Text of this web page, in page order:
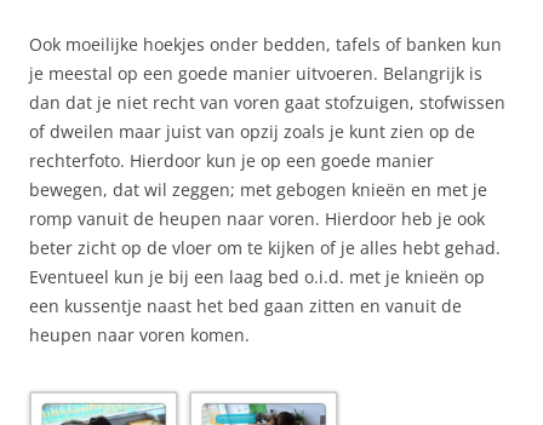
Ook moeilijke hoekjes onder bedden, tafels of banken kun
je meestal op een goede manier uitvoeren. Belangrijk is
dan dat je niet recht van voren gaat stofzuigen, stofwissen
of dweilen maar juist van opzij zoals je kunt zien op de
rechterfoto. Hierdoor kun je op een goede manier
bewegen, dat wil zeggen; met gebogen knieën en met je
romp vanuit de heupen naar voren. Hierdoor heb je ook
beter zicht op de vloer om te kijken of je alles hebt gehad.
Eventueel kun je bij een laag bed o.i.d. met je knieën op
een kussentje naast het bed gaan zitten en vanuit de
heupen naar voren komen.